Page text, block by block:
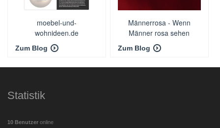
moebel-und-
wohnideen.de
Zum Blog
Männerrosa - Wenn
Männer rosa sehen
Zum Blog
Statistik
10 Benutzer online